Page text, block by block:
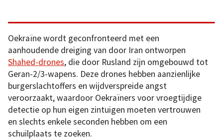
Oekraïne wordt geconfronteerd met een
aanhoudende dreiging van door Iran ontworpen
Shahed-drones, die door Rusland zijn omgebouwd tot
Geran-2/3-wapens. Deze drones hebben aanzienlijke
burgerslachtoffers en wijdverspreide angst
veroorzaakt, waardoor Oekraïners voor vroegtijdige
detectie op hun eigen zintuigen moeten vertrouwen
en slechts enkele seconden hebben om een
schuilplaats te zoeken.